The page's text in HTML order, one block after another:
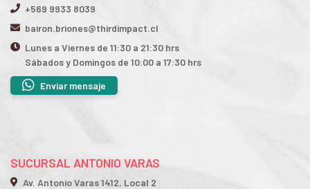
+569 9933 8039
bairon.briones@thirdimpact.cl
Lunes a Viernes de 11:30 a 21:30 hrs
Sábados y Domingos de 10:00 a 17:30 hrs
Enviar mensaje
SUCURSAL ANTONIO VARAS
Av. Antonio Varas 1412, Local 2